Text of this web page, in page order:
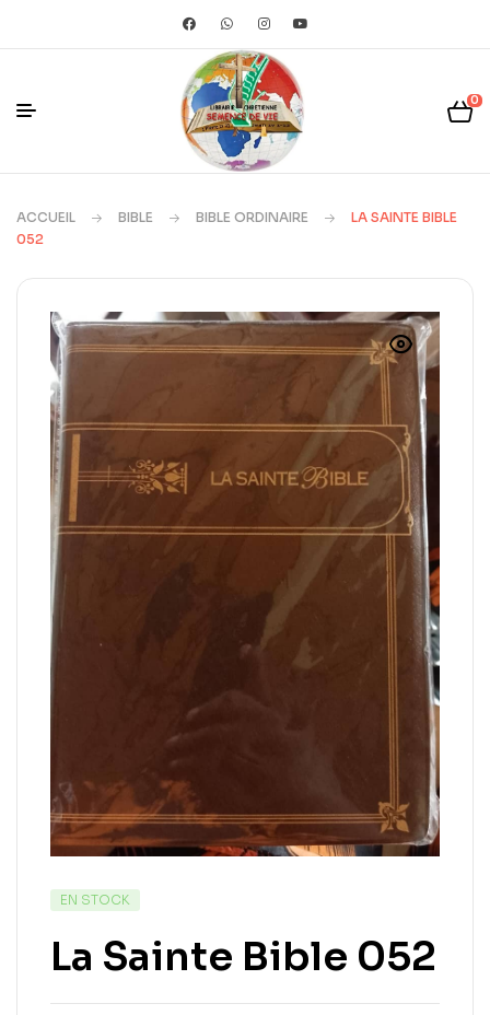
0
ACCUEIL BIBLE BIBLE ORDINAIRE
LA SAINTE BIBLE
052
EN STOCK
La Sainte Bible 052